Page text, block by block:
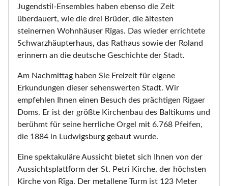
Jugendstil-Ensembles haben ebenso die Zeit
überdauert, wie die drei Brüder, die ältesten
steinernen Wohnhäuser Rīgas. Das wieder errichtete
Schwarzhäupterhaus, das Rathaus sowie der Roland
erinnern an die deutsche Geschichte der Stadt.
Am Nachmittag haben Sie Freizeit für eigene
Erkundungen dieser sehenswerten Stadt. Wir
empfehlen Ihnen einen Besuch des prächtigen Rigaer
Doms. Er ist der größte Kirchenbau des Baltikums und
berühmt für seine herrliche Orgel mit 6.768 Pfeifen,
die 1884 in Ludwigsburg gebaut wurde.
Eine spektakuläre Aussicht bietet sich Ihnen von der
Aussichtsplattform der St. Petri Kirche, der höchsten
Kirche von Rīga. Der metallene Turm ist 123 Meter